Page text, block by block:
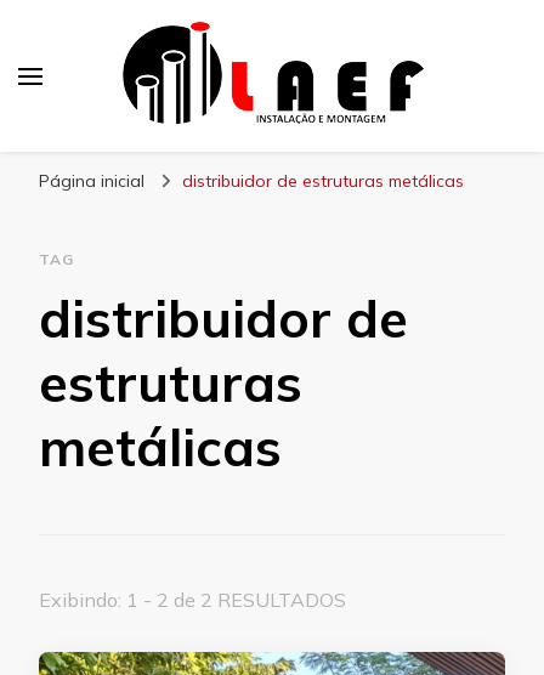
Página inicial distribuidor de estruturas metálicas
TAG
distribuidor de
estruturas
metálicas
Exibindo: 1 - 2 de 2 RESULTADOS